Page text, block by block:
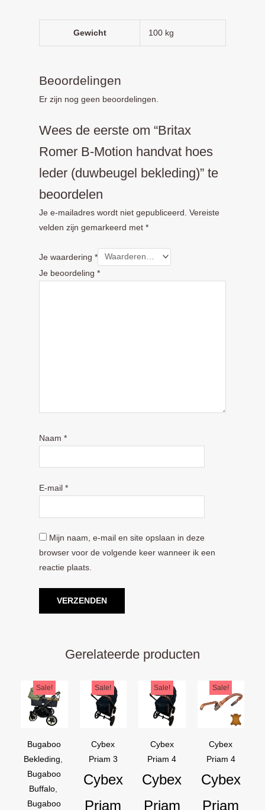
Gewicht 100 kg
Beoordelingen
Er zijn nog geen beoordelingen.
Wees de eerste om “Britax
Romer B-Motion handvat hoes
leder (duwbeugel bekleding)” te
beoordelen
Je e-mailadres wordt niet gepubliceerd.
Vereiste
velden zijn gemarkeerd met *
Je waardering *
Je beoordeling *
Naam *
E-mail *
Mijn naam, e-mail en site opslaan in deze
browser voor de volgende keer wanneer ik een
reactie plaats.
Gerelateerde producten
Sale!
Bugaboo
Bekleding
Bugaboo
Buffalo,
Bugaboo
Oorspronkelijke
prijs
prijs
Sale!
Cybex
Priam 3
Cybex
Priam
Oorspronkelijke
prijs
Huidige
prijs
Sale!
Cybex
Priam 4
Cybex
Priam
Oorspronkelijke
prijs
was:
Huidige
prijs
is:
Sale!
Cybex
Priam 4
Cybex
Priam
prijs
was:
prijs
is: